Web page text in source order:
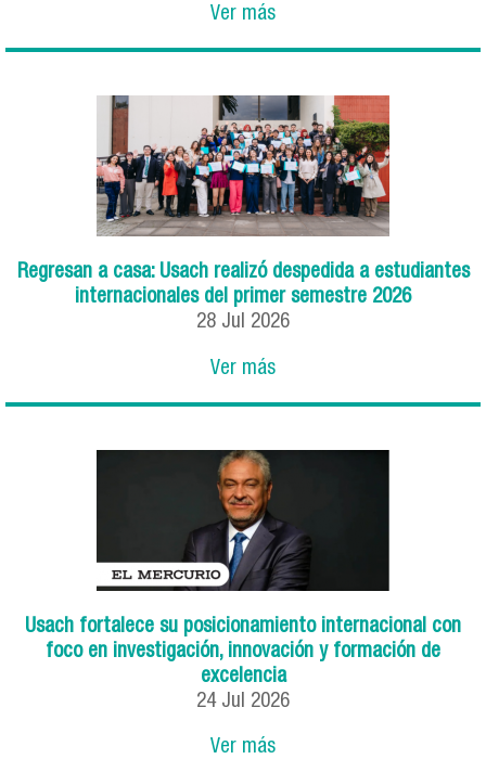
Ver más
Regresan a casa: Usach realizó despedida a estudiantes
internacionales del primer semestre 2026
28 Jul 2026
Ver más
Usach fortalece su posicionamiento internacional con
foco en investigación, innovación y formación de
excelencia
24 Jul 2026
Ver más